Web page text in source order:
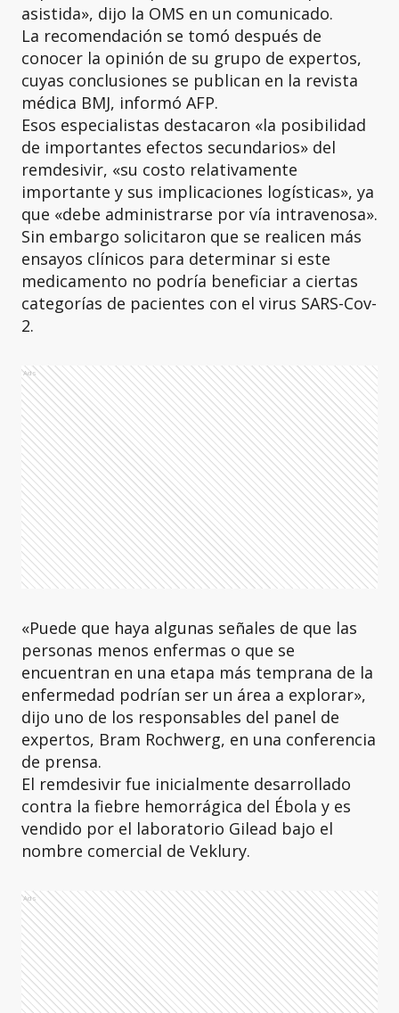
asistida», dijo la OMS en un comunicado.
La recomendación se tomó después de
conocer la opinión de su grupo de expertos,
cuyas conclusiones se publican en la revista
médica BMJ, informó AFP.
Esos especialistas destacaron «la posibilidad
de importantes efectos secundarios» del
remdesivir, «su costo relativamente
importante y sus implicaciones logísticas», ya
que «debe administrarse por vía intravenosa».
Sin embargo solicitaron que se realicen más
ensayos clínicos para determinar si este
medicamento no podría beneficiar a ciertas
categorías de pacientes con el virus SARS-Cov-
2.
Ads
«Puede que haya algunas señales de que las
personas menos enfermas o que se
encuentran en una etapa más temprana de la
enfermedad podrían ser un área a explorar»,
dijo uno de los responsables del panel de
expertos, Bram Rochwerg, en una conferencia
de prensa.
El remdesivir fue inicialmente desarrollado
contra la fiebre hemorrágica del Ébola y es
vendido por el laboratorio Gilead bajo el
nombre comercial de Veklury.
Ads